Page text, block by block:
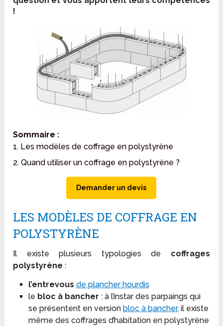
!
Sommaire :
1. Les modèles de coffrage en polystyrène
2. Quand utiliser un coffrage en polystyrène ?
Demander un devis
LES MODÈLES DE COFFRAGE EN
POLYSTYRÈNE
Il existe plusieurs typologies de coffrages
polystyrène :
l’entrevous de plancher hourdis
le bloc à bancher : à l’instar des parpaings qui
se présentent en version bloc à bancher, il existe
même des coffrages d’habitation en polystyrène